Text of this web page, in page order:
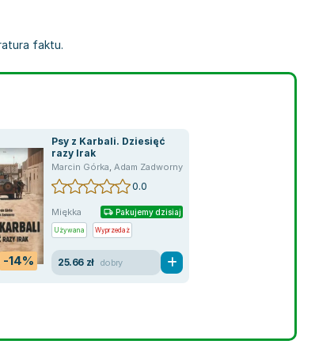
faktu.
-14%
Psy z Karbali. Dziesięć
razy Irak
Marcin Górka, Adam Zadworny
0.0
Miękka Pakujemy dzisiaj
Używana Wyprzedaż
25.66 zł dobry